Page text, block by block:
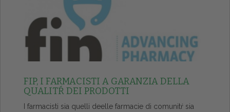
FIP, I FARMACISTI A GARANZIA DELLA
QUALITŔ DEI PRODOTTI
I farmacisti sia quelli deelle farmacie di comunitŕ sia